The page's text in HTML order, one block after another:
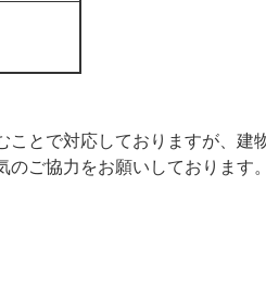
とで対応しておりますが、建
ご協力をお願いしております。